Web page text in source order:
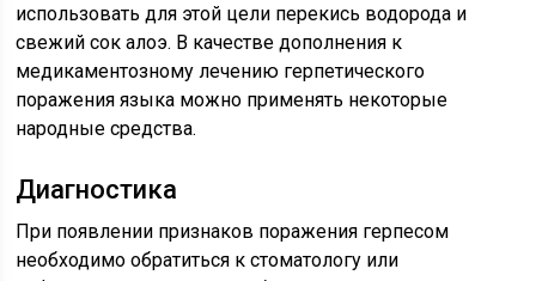
использовать для этой цели перекись водорода и
свежий сок алоэ. В качестве дополнения к
медикаментозному лечению герпетического
поражения языка можно применять некоторые
народные средства.
Диагностика
При появлении признаков поражения герпесом
необходимо обратиться к стоматологу или